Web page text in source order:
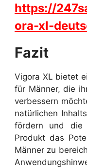
https://
ora-xl-
Fazit
Vigora XL bietet
für Männer, die
verbessern
natürlichen
fördern und die
Produkt das
Männer zu